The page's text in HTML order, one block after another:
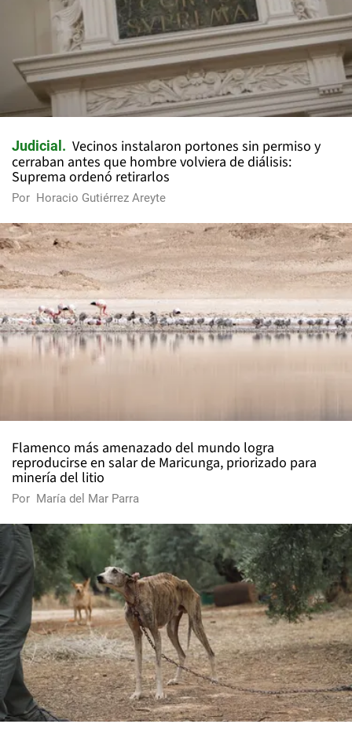
Judicial
Vecinos instalaron portones sin permiso y
cerraban antes que hombre volviera de diálisis:
Suprema ordenó retirarlos
Por Horacio Gutiérrez Areyte
Flamenco más amenazado del mundo logra
reproducirse en salar de Maricunga, priorizado para
minería del litio
Por María del Mar Parra